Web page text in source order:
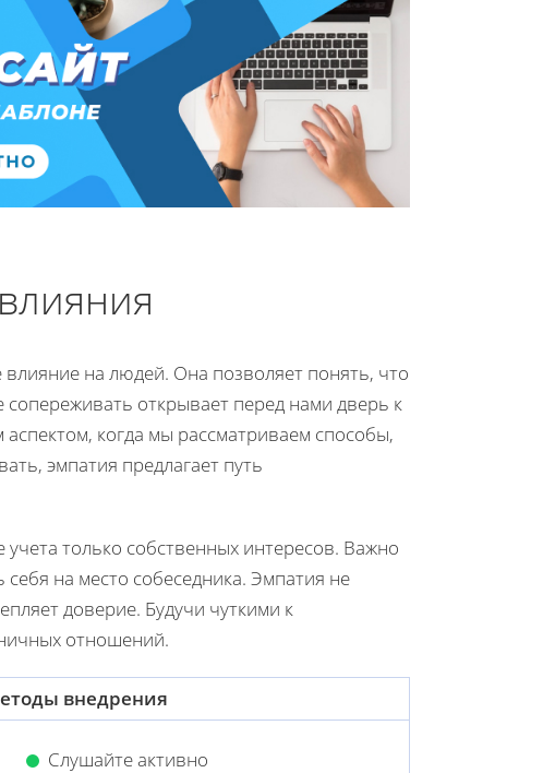
на людей. Она позволяет понять, что
открывает перед нами дверь к
когда мы рассматриваем способы,
эмпатия предлагает путь
только собственных интересов. Важно
на место собеседника. Эмпатия не
доверие. Будучи чуткими к
отношений.
внедрения
Слушайте активно